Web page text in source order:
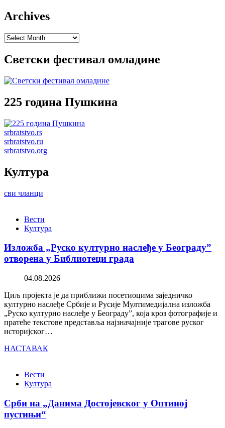
Archives
Archives
Светски фестивал омладине
225 година Пушкина
srbratstvo.rs
srbratstvo.ru
srbratstvo.org
Култура
сви чланци
Вести
Култура
Изложба „Руско културно наслеђе у Београду”
отворена у Библиотеци града
04.08.2026
Циљ пројекта је да приближи посетиоцима заједничко
културно наслеђе Србије и Русије Мултимедијална изложба
„Руско културно наслеђе у Београду”, која кроз фотографије и
пратеће текстове представља најзначајније трагове руског
историјског…
НАСТАВАК
Вести
Култура
Срби на „Данима Достојевског у Оптиној
пустињи“